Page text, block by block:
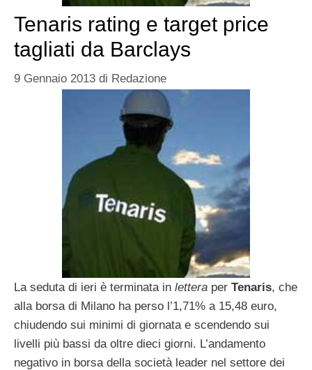
Tenaris rating e target price
tagliati da Barclays
9 Gennaio 2013 di Redazione
La seduta di ieri è terminata in lettera per Tenaris, che
alla borsa di Milano ha perso l’1,71% a 15,48 euro,
chiudendo sui minimi di giornata e scendendo sui
livelli più bassi da oltre dieci giorni. L’andamento
negativo in borsa della società leader nel settore dei